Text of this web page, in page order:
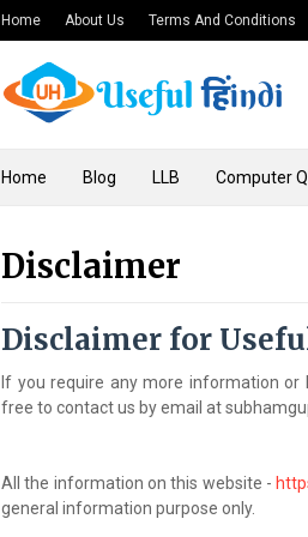
Home About Us Terms And Conditions
Home Blog LLB Computer
Disclaimer
Disclaimer for
If you require any more information or
free to contact us by email at
All the information on this website -
general information purpose only.